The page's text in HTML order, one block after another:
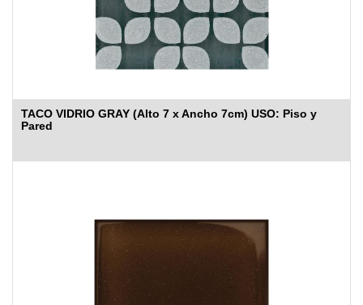
TACO VIDRIO GRAY (Alto 7 x Ancho 7cm) USO: Piso y
Pared